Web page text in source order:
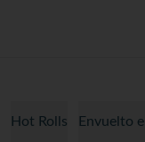
Hot Rolls Envuelto